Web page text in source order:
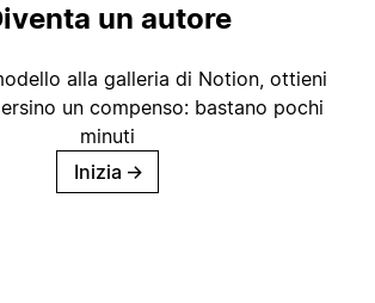
un autore
alla galleria di Notion, ottieni
un compenso: bastano pochi
minuti
Inizia →